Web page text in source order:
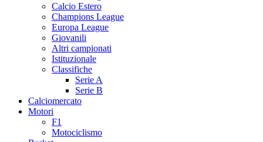
Calcio Estero
Champions League
Europa League
Giovanili
Altri campionati
Istituzionale
Classifiche
Serie A
Serie B
Calciomercato
Motori
F1
Motociclismo